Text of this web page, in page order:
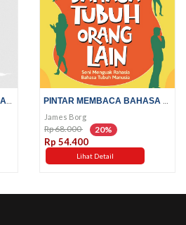
James Borg
Rp 68.000 20%
Rp 54.400
Lihat Detail